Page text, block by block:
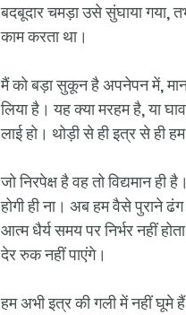
बदबूदार चमड़ा उसे सुंघाया गया,
काम करता था।
मैं को बड़ा सुकून है अपनेपन में,
लिया है। यह क्या मरहम है, या
लाई हो। थोड़ी से ही इत्र से ही
जो निरपेक्ष है वह तो विद्यमान ही
होगी ही ना। अब हम वैसे पुराने
आत्म धैर्य समय पर निर्भर नहीं
देर रुक नहीं पाएंगे।
हम अभी इत्र की गली में नहीं घूमे